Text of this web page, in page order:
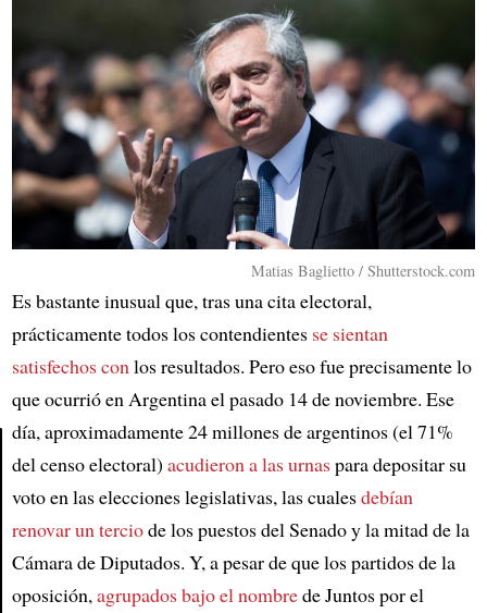
Article
Matias Baglietto / Shutterstock.com
Es bastante inusual que, tras una cita electoral,
prácticamente todos los contendientes se sientan
satisfechos conlos resultados. Pero eso fue precisamente lo
que ocurrió en Argentina el pasado 14 de noviembre. Ese
día, aproximadamente 24 millones de argentinos (el 71%
del censo electoral) acudieron a las urnaspara depositar su
voto en las elecciones legislativas, las cualesdebían
renovar un terciode los puestos del Senado y la mitad de la
Cámara de Diputados. Y, a pesar de que los partidos de la
oposición,agrupados bajo el nombrede Juntos por el